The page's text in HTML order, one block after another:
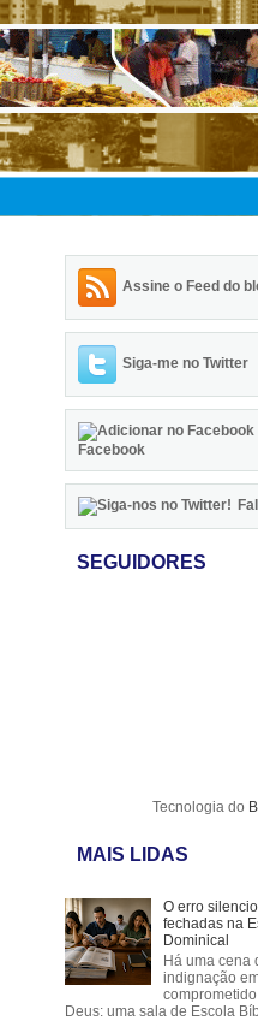
Assine o Feed do
Siga-me no Twitter
Facebook
SEGUIDORES
Tecnologia do
MAIS LIDAS
O erro
fechadas na
Dominical
Há uma cena
indignação
Deus: uma sala de Escola